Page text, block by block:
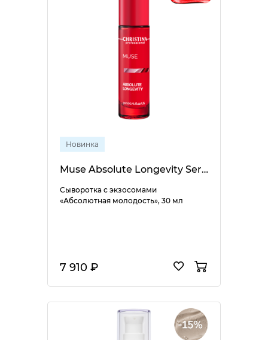
Новинка
Muse Absolute Longevity Serum
Сыворотка с экзосомами
«Абсолютная молодость», 30 мл
7 910 ₽